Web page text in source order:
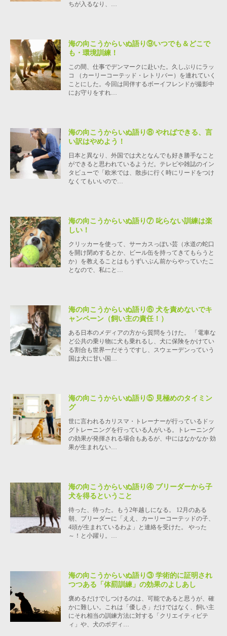
ちが入るなり、…
海の向こうからいぬ語り⑨いつでも＆どこで
も・環境訓練！
この間、仕事でデンマークに赴いた。久しぶりにラッ
コ （カーリーコーテッド・レトリバー）を連れていく
ことにした。今回は同伴するボーイフレンドが撮影中
にお守りをすれ…
海の向こうからいぬ語り⑧ やればできる、言
い訳はやめよう！
日本と異なり、外国では犬となんでも好き勝手なこと
ができると思われているようだ。テレビや雑誌のイン
タビューで「欧米では、散歩に行く時にリードをつけ
なくてもいいので…
海の向こうからいぬ語り⑦ 叱らない訓練は楽
しい！
クリッカーを使って、サーカスっぽい芸（水道の蛇口
を開け閉めするとか、ビール缶を持ってきてもらうと
か）を教えることはもうずいぶん前からやっていたこ
となので、私にと…
海の向こうからいぬ語り⑥ 犬を責めないでキ
ャンペーン（飼い主の責任！）
ある日本のメディアの方から質問をうけた。 「電車な
ど公共の乗り物に犬も乗れるし、犬に保険をかけてい
る割合も世界一だそうですし、スウェーデンっていう
国は犬に甘い国…
海の向こうからいぬ語り⑤ 見極めのタイミン
グ
世に言われるカリスマ・トレーナーが行っているドッ
グトレーニングを行っている人がいる。トレーニング
の効果が発揮される場合もあるが、中にはなかなか 効
果が生まれない…
海の向こうからいぬ語り④ ブリーダーから子
犬を得るということ
待った、待った。もう2年越しになる。 12月のある
朝、ブリーダーに「ええ、カーリーコーテッドの子、
4頭が生まれているわよ」と連絡を受けた。 やった
～！と小躍り。…
海の向こうからいぬ語り③ 学術的に証明され
つつある「体罰訓練」の効果のよしあし
褒めるだけでしつけるのは、可能であると思うが、確
かに難しい。これは「優しさ」だけではなく、飼い主
にそれ相当の訓練方法に対する「クリエイティビテ
ィ」や、犬のボディ…